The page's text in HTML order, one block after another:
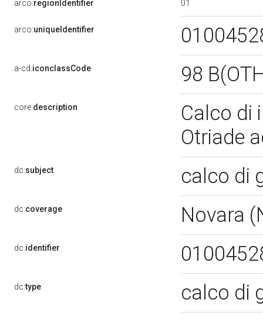
arco:regionIdentifier 01
arco:uniqueIdentifier
a-cd:iconclassCode 98
core:description
Calco di
Otriade
dc:subject calco di
dc:coverage Novara
dc:identifier
dc:type calco di